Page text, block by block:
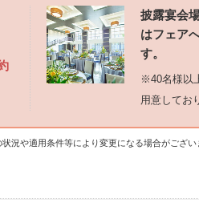
披露宴会
はフェア
す。
※40名様以
用意してお
況や適用条件等により変更になる場合がござい